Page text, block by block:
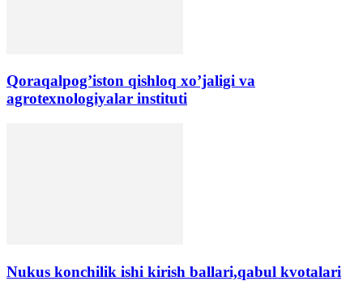
Qoraqalpog’iston qishloq xo’jaligi va
agrotexnologiyalar instituti
Nukus konchilik ishi kirish ballari,qabul kvotalari